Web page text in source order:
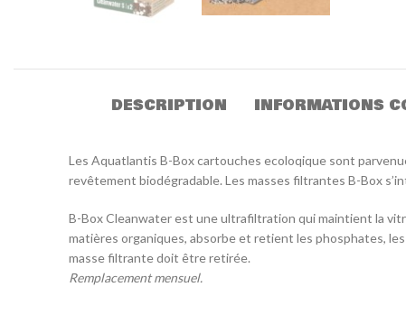
DESCRIPTION INFORMATIONS
Les Aquatlantis B-Box cartouches ecoloqique sont
revêtement biodégradable. Les masses filtrantes B-Box
B-Box Cleanwater est une ultrafiltration qui maintient la
matières organiques, absorbe et retient les phosphates,
masse filtrante doit être retirée.
Remplacement mensuel.